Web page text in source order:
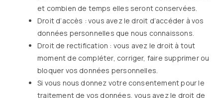
et combien de temps elles seront conservées.
Droit d’accès : vous avez le droit d’accéder à vos
données personnelles que nous connaissons.
Droit de rectification : vous avez le droit à tout
moment de compléter, corriger, faire supprimer ou
bloquer vos données personnelles.
Si vous nous donnez votre consentement pour le
traitement de vos données, vous avez le droit de